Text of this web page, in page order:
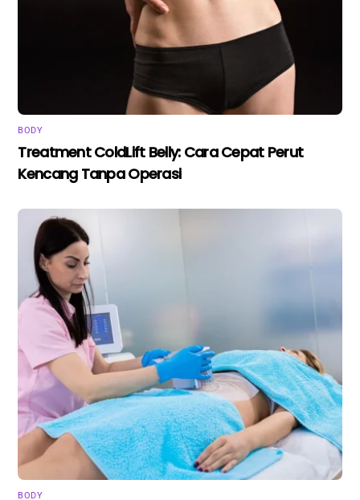
BODY
Treatment ColdLift Belly: Cara Cepat Perut
Kencang Tanpa Operasi
BODY